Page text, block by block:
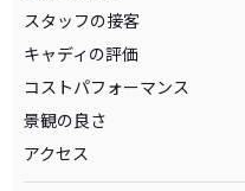
スタッフの接客
キャディの評価
コストパフォーマンス
景観の良さ
アクセス